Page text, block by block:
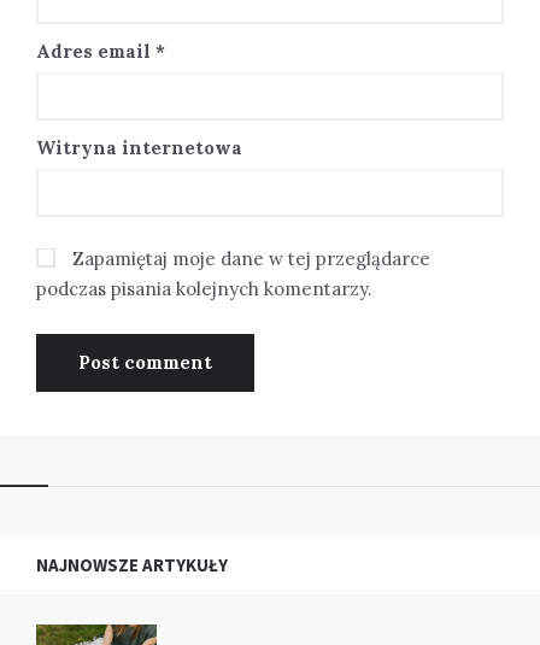
Adres email *
Witryna internetowa
Zapamiętaj moje dane w tej przeglądarce
podczas pisania kolejnych komentarzy.
NAJNOWSZE ARTYKUŁY